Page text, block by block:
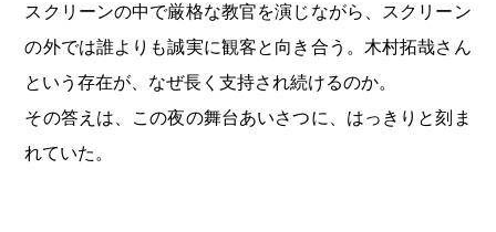
スクリーンの中で厳格な教官を演じながら、スクリーン
の外では誰よりも誠実に観客と向き合う。木村拓哉さん
という存在が、なぜ長く支持され続けるのか。
その答えは、この夜の舞台あいさつに、はっきりと刻ま
れていた。